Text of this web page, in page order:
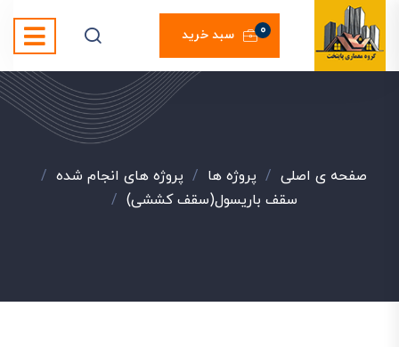
سبد خرید 0
صفحه ی اصلی / پروژه ها / پروژه های انجام شده /
سقف باریسول(سقف کششی) /